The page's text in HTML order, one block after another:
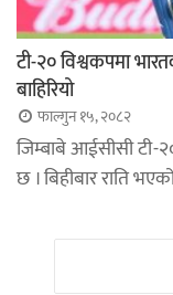
टी-२० विश्वकपमा
बाहिरियो
फाल्गुन १५, २०८२
जिम्बाबे आईसीसी टी-
छ । बिहीबार राति